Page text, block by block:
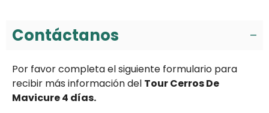
Contáctanos
Por favor completa el siguiente formulario para
recibir más información del Tour Cerros De
Mavicure 4 días.